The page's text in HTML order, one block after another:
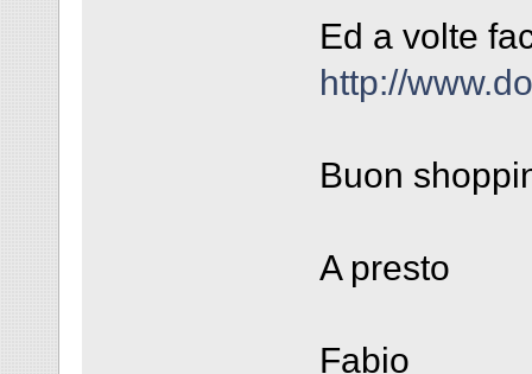
Ed a volte
http://
Buon
A presto
Fabio